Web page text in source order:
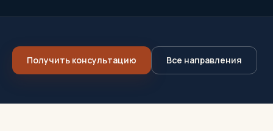
Получить консультацию Все направления